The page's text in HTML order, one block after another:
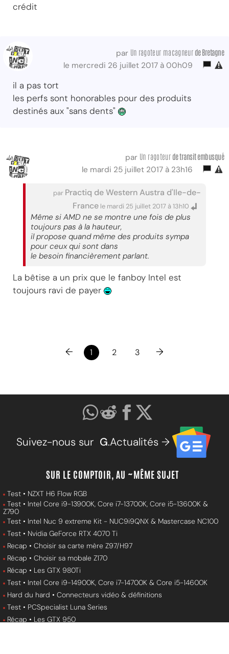
crédit
par Un ragoteur macagneur de Bretagne
le mercredi 26 juillet 2017 à 00h09
il a pas tort
les perfs sont honorables pour des produits
destinés aux "sans dents"
par Un ragoteur de transit embusqué
le mardi 25 juillet 2017 à 23h16
par Practiq de Western Austra d'Ile-de-
France le mardi 25 juillet 2017 à 13h10
Même si AMD ne se montre une fois de plus
toujours pas à la hauteur,
il propose quand même des produits sympa
pour ceux qui sont dans
le besoin financièrement parlant.
La bêtise a un prix que le fanboy Intel est
toujours ravi de payer
← 1 2 3 →
Suivez-nous sur G.Actualités →
SUR LE COMPTOIR, AU ~MÊME SUJET
Test • NZXT H6 Flow RGB
Test • Intel Core i9-13900K, Core i7-13700K, Core i5-13600K &
Z790
Test • Intel Nuc 9 extreme Kit - NUC9i9QNX & Mastercase NC100
Test • Nvidia GeForce RTX 4070 Ti
Recap • Choisir sa carte mère Z97/H97
Récap • Choisir sa mobale Z170
Récap • Les GTX 980Ti
Test • Intel Core i9-14900K, Core i7-14700K & Core i5-14600K
Hard du hard • Connecteurs vidéo & définitions
Test • PCSpecialist Luna Series
Récap • Les GTX 950